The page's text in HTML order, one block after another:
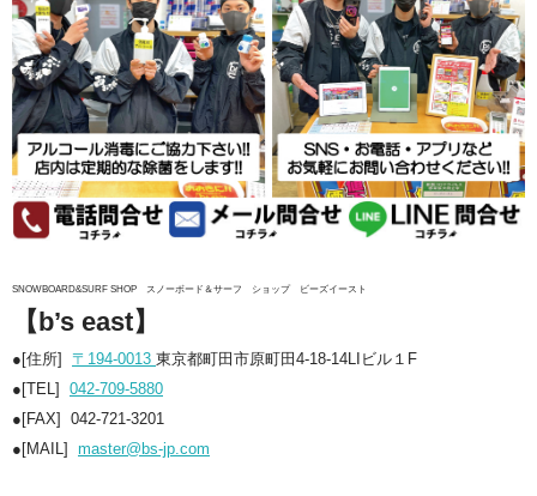
SNOWBOARD&SURF SHOP スノーボード＆サーフ ショップ ビーズイースト
【b’s east】
●[住所] 〒194-0013 東京都町田市原町田4-18-14LIビル１F
●[TEL] 042-709-5880
●[FAX] 042-721-3201
●[MAIL] master@bs-jp.com